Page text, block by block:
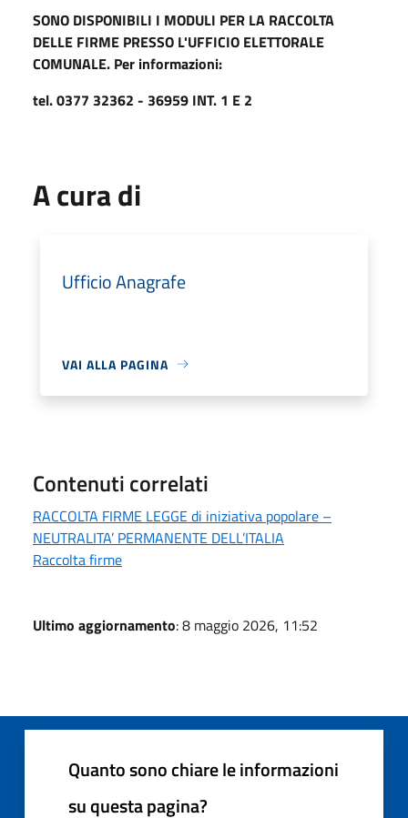
SONO DISPONIBILI I MODULI PER LA RACCOLTA
DELLE FIRME PRESSO L'UFFICIO ELETTORALE
COMUNALE. Per informazioni:
tel. 0377 32362 - 36959 INT. 1 E 2
A cura di
Ufficio Anagrafe
VAI ALLA PAGINA
Contenuti correlati
RACCOLTA FIRME LEGGE di iniziativa popolare –
NEUTRALITA’ PERMANENTE DELL’ITALIA
Raccolta firme
Ultimo aggiornamento: 8 maggio 2026, 11:52
Quanto sono chiare le informazioni
su questa pagina?